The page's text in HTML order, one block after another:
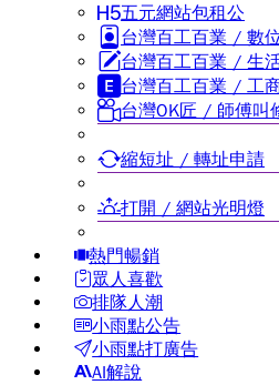
五元網站包租公
台灣百工百業 / 數
台灣百工百業 / 生
台灣百工百業 / 工
台灣OK匠 / 師傅叫
縮短址 / 轉址申請
打開 / 網站光明燈
熱門暢銷
眾人喜歡
排隊人潮
小雨點公告
小雨點打廣告
AI解說